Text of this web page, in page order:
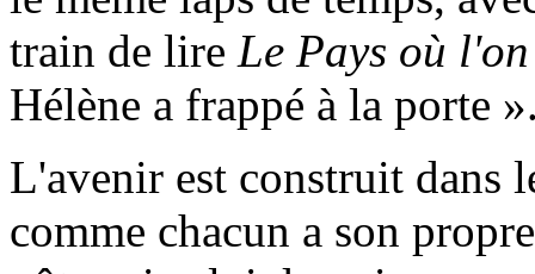
train de lire Le Pays où
Hélène a frappé à la porte
L'avenir est construit dans
comme chacun a son